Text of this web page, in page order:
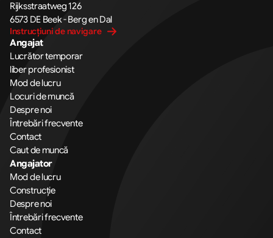
Rijksstraatweg 126
6573 DE Beek - Berg en Dal
Instrucțiuni de navigare
Angajat
Lucrător temporar
liber profesionist
Mod de lucru
Locuri de muncă
Despre noi
Întrebări frecvente
Contact
Caut de muncă
Angajator
Mod de lucru
Construcție
Despre noi
Întrebări frecvente
Contact